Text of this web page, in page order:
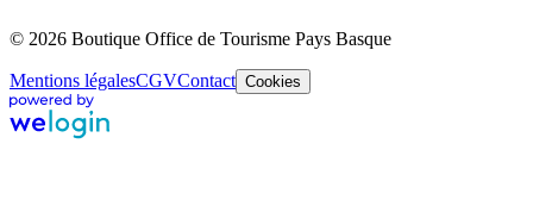
© 2026 Boutique Office de Tourisme Pays Basque
Mentions légalesCGVContact Cookies